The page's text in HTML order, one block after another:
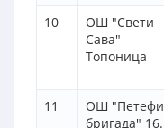
10
ОШ "Свети
Сава"
Топоница
11
ОШ "Петефи
бригада" 16.